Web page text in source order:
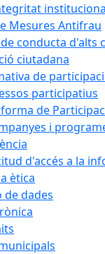
Mesures Antifrau
conducta d'alts
ciutadana
de
participatius
de
i
d'accés a la
ètica
de dades